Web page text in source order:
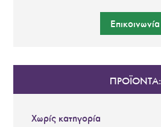
Επικοινωνία
ΠΡΟΪΟΝΤΑ:
Χωρίς κατηγορία